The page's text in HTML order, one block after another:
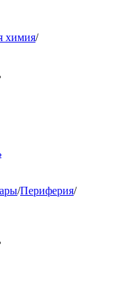
химия/
/Периферия/